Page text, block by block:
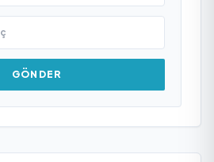
GÖNDER